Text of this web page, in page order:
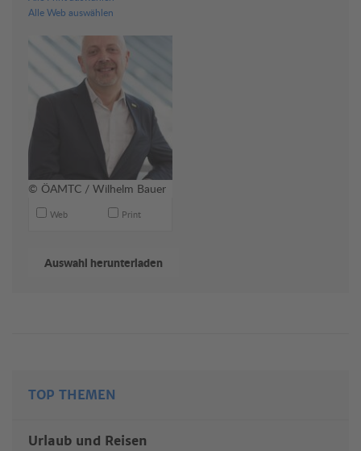
Alle Web auswählen
© ÖAMTC / Wilhelm Bauer
Web Print
TOP THEMEN
Urlaub und Reisen